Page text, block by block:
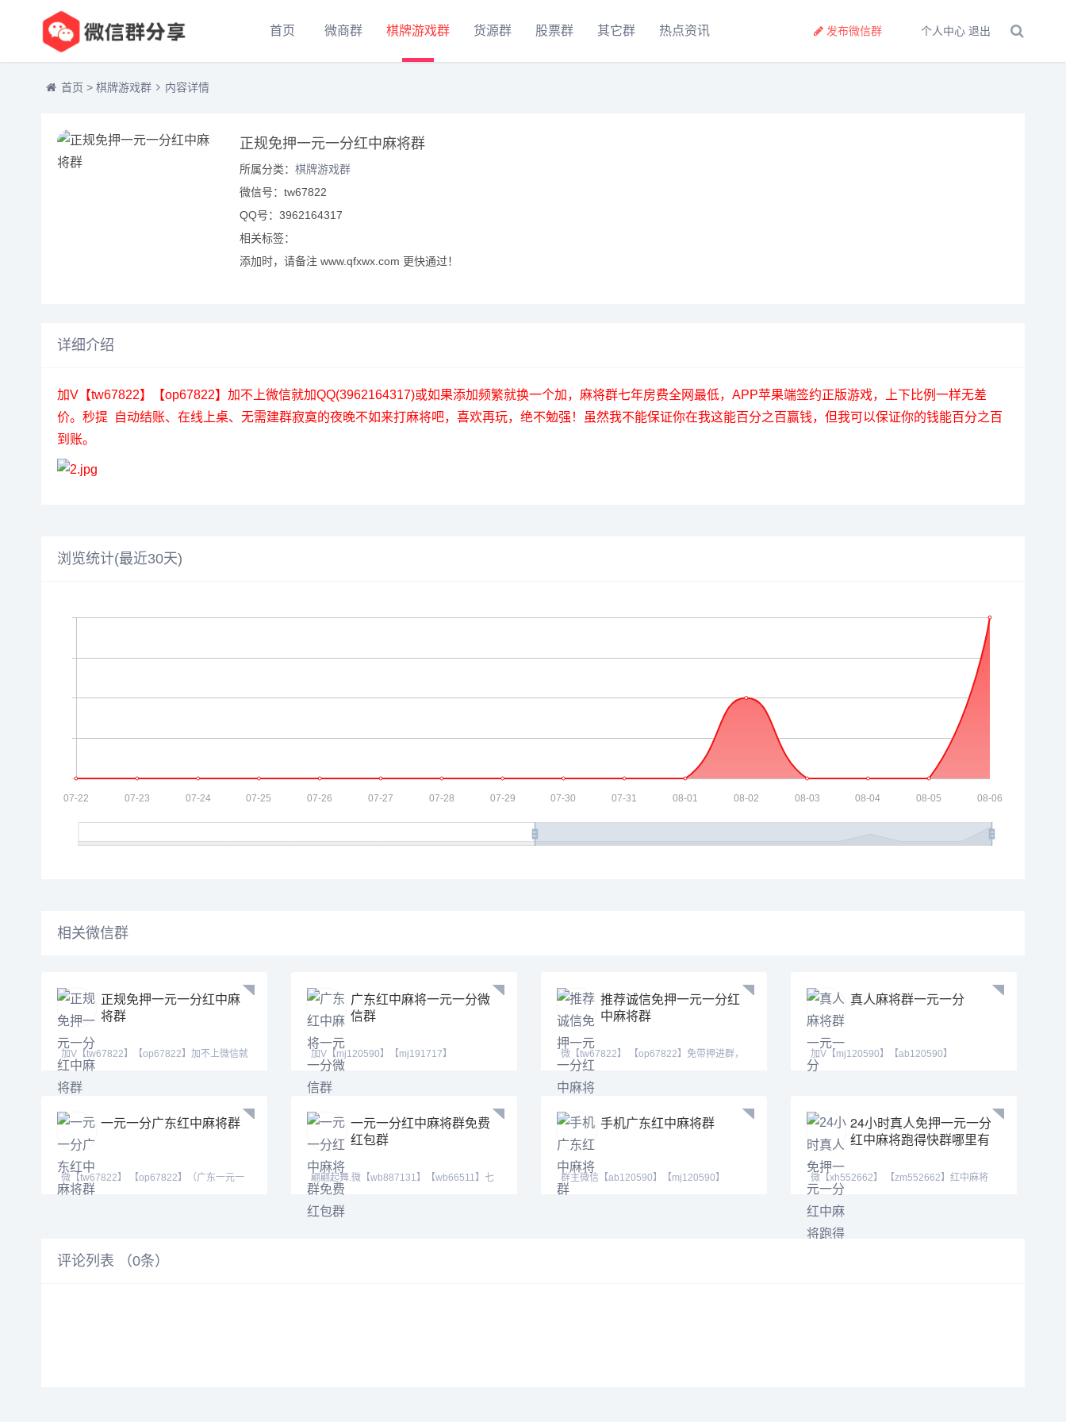
首页 微商群 棋牌游戏群 货源群 股票群 其它群 热点资讯 个人中心 退出
发布微信群
首页 > 棋牌游戏群 内容详情
正规免押一元一分红中麻将群
所属分类： 棋牌游戏群
微信号：tw67822
QQ号：3962164317
相关标签：
添加时，请备注 www.qfxwx.com 更快通过！
详细介绍
加V【tw67822】【op67822】加不上微信就加QQ(3962164317)或如果添加频繁就换一个加，麻将群七年房费全网最低，APP苹果端签约正版游戏，上下比例一样无差
价。秒提 自动结账、在线上桌、无需建群寂寞的夜晚不如来打麻将吧，喜欢再玩，绝不勉强！虽然我不能保证你在我这能百分之百赢钱，但我可以保证你的钱能百分之百
到账。
浏览统计(最近30天)
相关微信群
正规免押一元一分红中麻
将群
加V【tw67822】【op67822】加不上微信就
加QQ(39621643
广东红中麻将一元一分微
信群
加V【mj120590】【mj191717】
【ab120590】下好游戏我
推荐诚信免押一元一分红
中麻将群
微【tw67822】 【op67822】免带押进群，
群内跑包包赔支
真人麻将群一元一分
加V【mj120590】【ab120590】
【hf420624】七年靠谱老
一元一分广东红中麻将群
微【tw67822】 【op67822】（广东一元一
分红中癞子爆炸
一元一分红中麻将群免费
红包群
翩翩起舞.微【wb887131】【wb66511】七
年稳定老群！随
手机广东红中麻将群
群主微信【ab120590】【mj120590】
【hf420624】亲友团
24小时真人免押一元一分
红中麻将跑得快群哪里有
微【xh552662】 【zm552662】红中麻将
群、跑得快群。
评论列表 （0条）